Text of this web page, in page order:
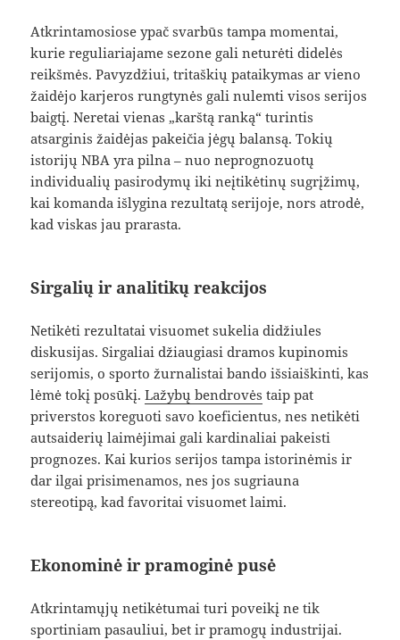
Atkrintamosiose ypač svarbūs tampa momentai,
kurie reguliariajame sezone gali neturėti didelės
reikšmės. Pavyzdžiui, tritaškių pataikymas ar vieno
žaidėjo karjeros rungtynės gali nulemti visos serijos
baigtį. Neretai vienas „karštą ranką“ turintis
atsarginis žaidėjas pakeičia jėgų balansą. Tokių
istorijų NBA yra pilna – nuo neprognozuotų
individualių pasirodymų iki neįtikėtinų sugrįžimų,
kai komanda išlygina rezultatą serijoje, nors atrodė,
kad viskas jau prarasta.
Sirgalių ir analitikų reakcijos
Netikėti rezultatai visuomet sukelia didžiules
diskusijas. Sirgaliai džiaugiasi dramos kupinomis
serijomis, o sporto žurnalistai bando išsiaiškinti, kas
lėmė tokį posūkį.Lažybų bendrovės taip pat
priverstos koreguoti savo koeficientus, nes netikėti
autsaiderių laimėjimai gali kardinaliai pakeisti
prognozes. Kai kurios serijos tampa istorinėmis ir
dar ilgai prisimenamos, nes jos sugriauna
stereotipą, kad favoritai visuomet laimi.
Ekonominė ir pramoginė pusė
Atkrintamųjų netikėtumai turi poveikį ne tik
sportiniam pasauliui, bet ir pramogų industrijai.